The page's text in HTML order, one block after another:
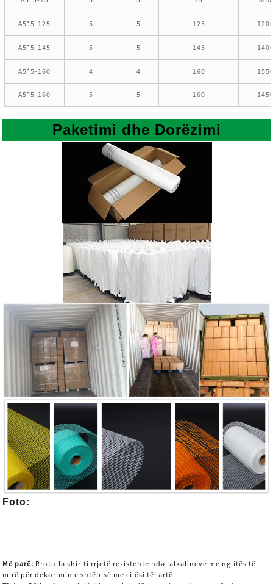
A5*5-125 5 5 125
A5*5-145 5 5 145
A5*5-160 4 4 160
A5*5-160 5 5 160
Paketimi dhe Dorëzimi
Foto:
Më parë: Rrotulla shiriti rrjetë rezistente ndaj alkalineve me ngjitës të
mirë për dekorimin e shtëpisë me cilësi të lartë